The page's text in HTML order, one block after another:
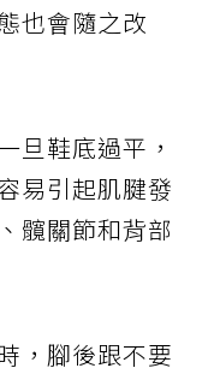
也會隨之改
旦鞋底過平，
易引起肌腱發
髖關節和背部
，腳後跟不要